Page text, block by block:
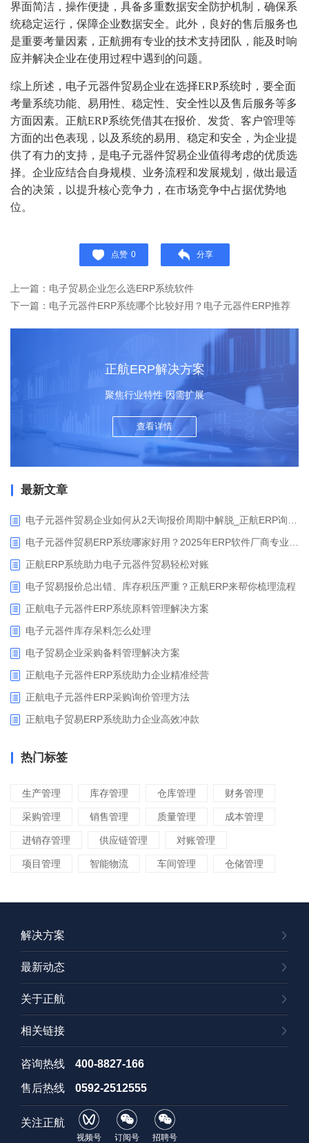
界面简洁，操作便捷，具备多重数据安全防护机制，确保系
统稳定运行，保障企业数据安全。此外，良好的售后服务也
是重要考量因素，正航拥有专业的技术支持团队，能及时响
应并解决企业在使用过程中遇到的问题。
综上所述，电子元器件贸易企业在选择ERP系统时，要全面
考量系统功能、易用性、稳定性、安全性以及售后服务等多
方面因素。正航ERP系统凭借其在报价、发货、客户管理等
方面的出色表现，以及系统的易用、稳定和安全，为企业提
供了有力的支持，是电子元器件贸易企业值得考虑的优质选
择。企业应结合自身规模、业务流程和发展规划，做出最适
合的决策，以提升核心竞争力，在市场竞争中占据优势地
位。
点赞 0 分享
上一篇：电子贸易企业怎么选ERP系统软件
下一篇：电子元器件ERP系统哪个比较好用？电子元器件ERP推荐
正航ERP解决方案
聚焦行业特性 因需扩展
查看详情
最新文章
正航ERP系统助力电子元器件贸易轻松对账
电子贸易报价总出错、库存积压严重？正航ERP来帮你梳理流程
正航电子元器件ERP系统原料管理解决方案
电子元器件库存呆料怎么处理
电子贸易企业采购备料管理解决方案
正航电子元器件ERP系统助力企业精准经营
正航电子元器件ERP采购询价管理方法
正航电子贸易ERP系统助力企业高效冲款
热门标签
生产管理 库存管理 仓库管理 财务管理
采购管理 销售管理 质量管理 成本管理
进销存管理 供应链管理 对账管理
项目管理 智能物流 车间管理 仓储管理
解决方案
最新动态
关于正航
相关链接
咨询热线 400-8827-166
售后热线 0592-2512555
关注正航
视频号 订阅号 招聘号